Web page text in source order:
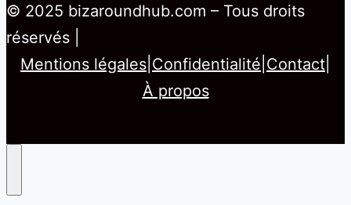
© 2025 bizaroundhub.com – Tous droits
réservés |
Mentions légales Confidentialité Contact
À propos